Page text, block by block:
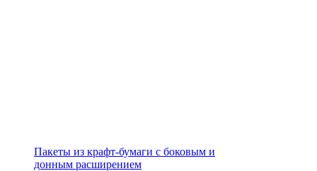
Пакеты из крафт-бумаги с боковым и
донным расширением